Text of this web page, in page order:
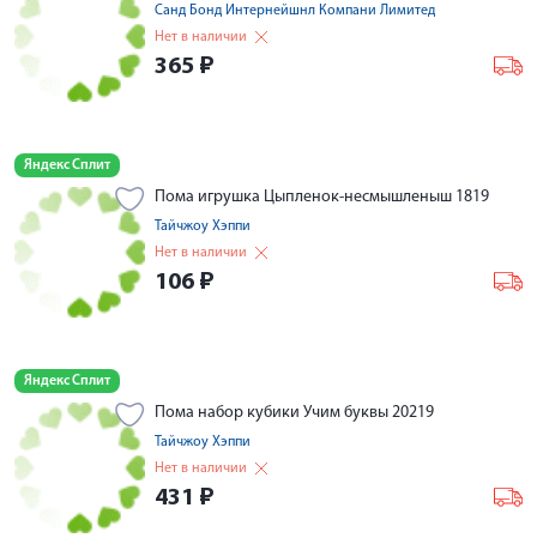
Санд Бонд Интернейшнл Компани Лимитед
Нет в наличии
365 ₽
Яндекс Сплит
Пома игрушка Цыпленок-несмышленыш 1819
Тайчжоу Хэппи
Нет в наличии
106 ₽
Яндекс Сплит
Пома набор кубики Учим буквы 20219
Тайчжоу Хэппи
Нет в наличии
431 ₽